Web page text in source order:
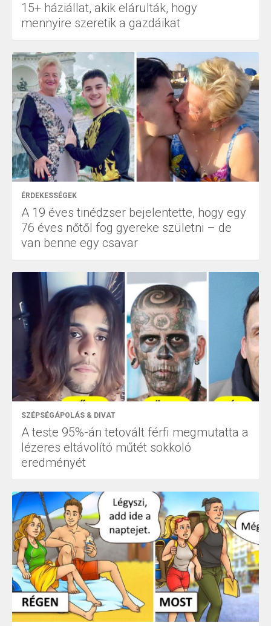
15+ háziállat, akik elárulták, hogy
mennyire szeretik a gazdáikat
ÉRDEKESSÉGEK
A 19 éves tinédzser bejelentette, hogy egy
76 éves nőtől fog gyereke születni – de
van benne egy csavar
SZÉPSÉGÁPOLÁS & DIVAT
A teste 95%-án tetovált férfi megmutatta a
lézeres eltávolító műtét sokkoló
eredményét